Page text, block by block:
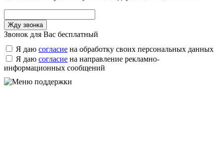
Звонок для Вас бесплатный
Я даю согласие на обработку своих персональных данных
Я даю согласие на направление рекламно-
информационных сообщений